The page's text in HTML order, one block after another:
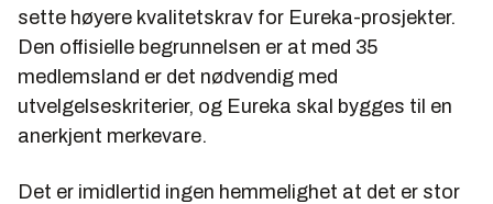
sette høyere kvalitetskrav for Eureka-prosjekter.
Den offisielle begrunnelsen er at med 35
medlemsland er det nødvendig med
utvelgelseskriterier, og Eureka skal bygges til en
anerkjent merkevare.
Det er imidlertid ingen hemmelighet at det er stor